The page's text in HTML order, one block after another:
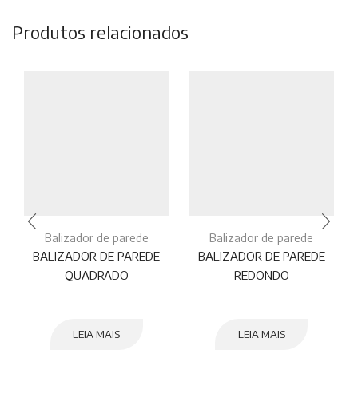
Produtos relacionados
Balizador de parede
BALIZADOR DE PAREDE
QUADRADO
LEIA MAIS
Balizador de parede
BALIZADOR DE PAREDE
REDONDO
LEIA MAIS